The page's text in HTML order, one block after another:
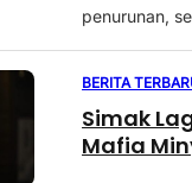
penurunan,
BERITA
Simak
Mafia